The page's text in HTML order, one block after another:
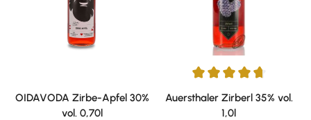
OIDAVODA Zirbe-Apfel 30%
vol. 0,70l
Durchschnittliche Bewertung
Auersthaler Zirberl 35% vol.
1,0l